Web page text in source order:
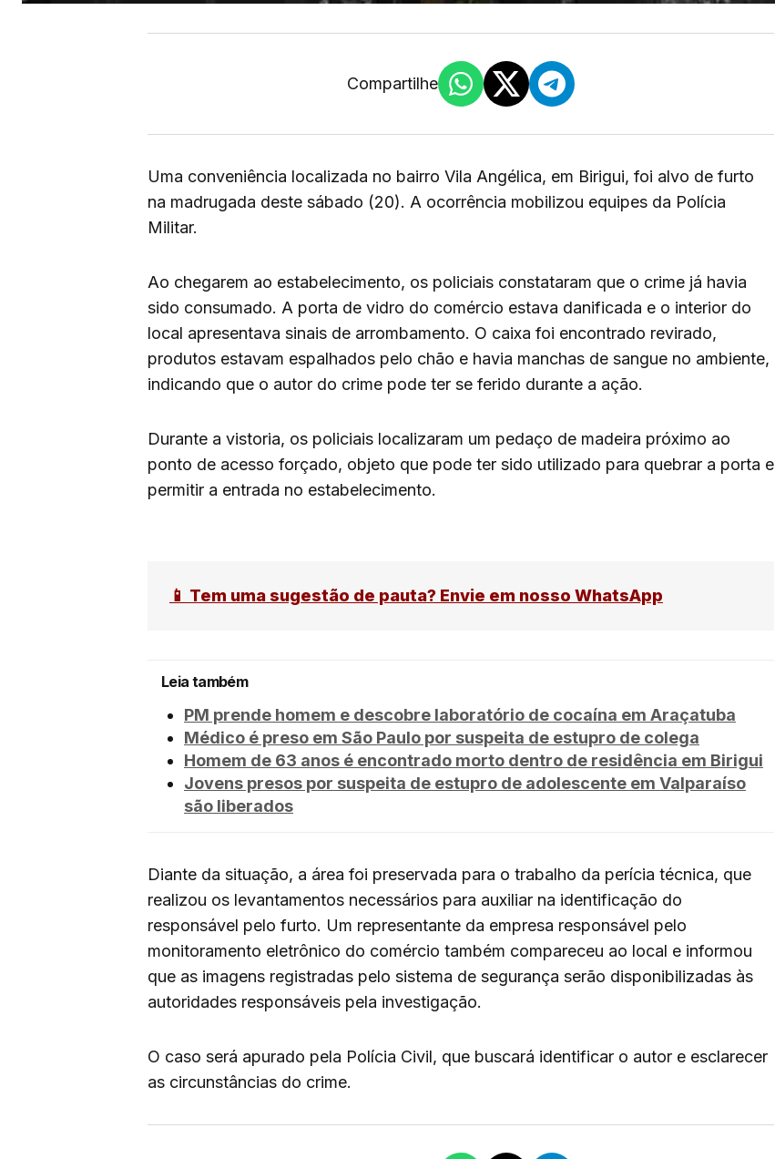
Compartilhe
Uma conveniência localizada no bairro Vila Angélica, em Birigui, foi alvo de furto
na madrugada deste sábado (20). A ocorrência mobilizou equipes da Polícia
Militar.
Ao chegarem ao estabelecimento, os policiais constataram que o crime já havia
sido consumado. A porta de vidro do comércio estava danificada e o interior do
local apresentava sinais de arrombamento. O caixa foi encontrado revirado,
produtos estavam espalhados pelo chão e havia manchas de sangue no ambiente,
indicando que o autor do crime pode ter se ferido durante a ação.
Durante a vistoria, os policiais localizaram um pedaço de madeira próximo ao
ponto de acesso forçado, objeto que pode ter sido utilizado para quebrar a porta e
permitir a entrada no estabelecimento.
📱 Tem uma sugestão de pauta? Envie em nosso WhatsApp
Leia também
PM prende homem e descobre laboratório de cocaína em Araçatuba
Médico é preso em São Paulo por suspeita de estupro de colega
Homem de 63 anos é encontrado morto dentro de residência em Birigui
Jovens presos por suspeita de estupro de adolescente em Valparaíso
são liberados
Diante da situação, a área foi preservada para o trabalho da perícia técnica, que
realizou os levantamentos necessários para auxiliar na identificação do
responsável pelo furto. Um representante da empresa responsável pelo
monitoramento eletrônico do comércio também compareceu ao local e informou
que as imagens registradas pelo sistema de segurança serão disponibilizadas às
autoridades responsáveis pela investigação.
O caso será apurado pela Polícia Civil, que buscará identificar o autor e esclarecer
as circunstâncias do crime.